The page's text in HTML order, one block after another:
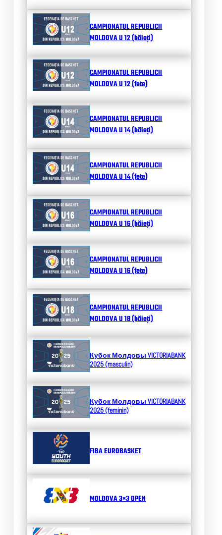
CAMPIONATUL REPUBLICII
MOLDOVA U 12 (băieți)
CAMPIONATUL REPUBLICII
MOLDOVA U 12 (fete)
CAMPIONATUL REPUBLICII
MOLDOVA U 14 (băieți)
CAMPIONATUL REPUBLICII
MOLDOVA U 14 (fete)
CAMPIONATUL REPUBLICII
MOLDOVA U 16 (băieți)
CAMPIONATUL REPUBLICII
MOLDOVA U 16 (fete)
CAMPIONATUL REPUBLICII
MOLDOVA U 18 (băieți)
Кубок МолдовыVICTORIABANK
2025 (masculin)
Кубок МолдовыVICTORIABANK
2025 (feminin)
FIBA EUROBASKET
MOLDOVA 3×3 OPEN